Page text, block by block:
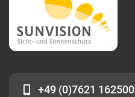
+49 (0)7621 162500